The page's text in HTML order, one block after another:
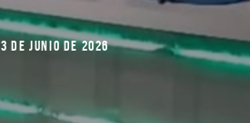
3 DE JUNIO DE 2026